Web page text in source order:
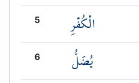
5 الْكُفْرِ
6 يُضَلُّ